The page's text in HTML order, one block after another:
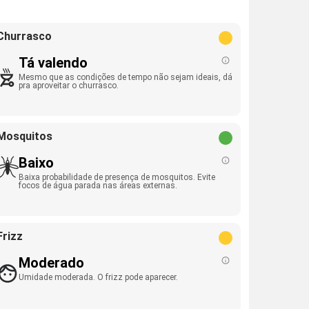
Tá valendo
Mesmo que as condições de tempo não sejam ideais, dá
pra aproveitar o churrasco.
Baixo
Baixa probabilidade de presença de mosquitos. Evite
focos de água parada nas áreas externas.
Moderado
Umidade moderada. O frizz pode aparecer.